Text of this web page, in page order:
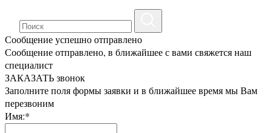
Сообщение успешно отправлено
Сообщение отправлено, в ближайшее с вами свяжется наш
специалист
ЗАКАЗАТЬ звонок
Заполните поля формы заявки и в ближайшее время мы Вам
перезвоним
Имя:*